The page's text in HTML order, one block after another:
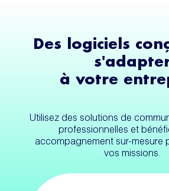
Des logiciels
à votre
Utilisez des solutions de
professionnelles et
accompagnement sur-mesure
vos missions.